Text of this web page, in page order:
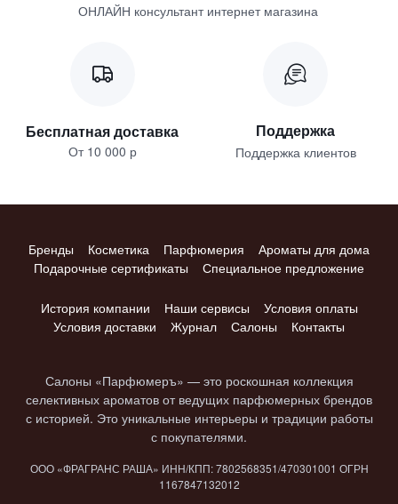
ОНЛАЙН консультант интернет магазина
Бесплатная доставка
От 10 000 р
Поддержка
Поддержка клиентов
Бренды Косметика Парфюмерия
Ароматы для дома
Подарочные сертификаты
Специальное предложение
История компании Наши сервисы
Условия оплаты
Условия доставки
Журнал Салоны Контакты
Салоны «Парфюмеръ» — это роскошная коллекция
селективных ароматов от ведущих парфюмерных брендов
с историей. Это уникальные интерьеры и традиции работы
с покупателями.
ООО «ФРАГРАНС РАША» ИНН/КПП: 7802​568351/4703​01001 ОГРН
1167847​132012